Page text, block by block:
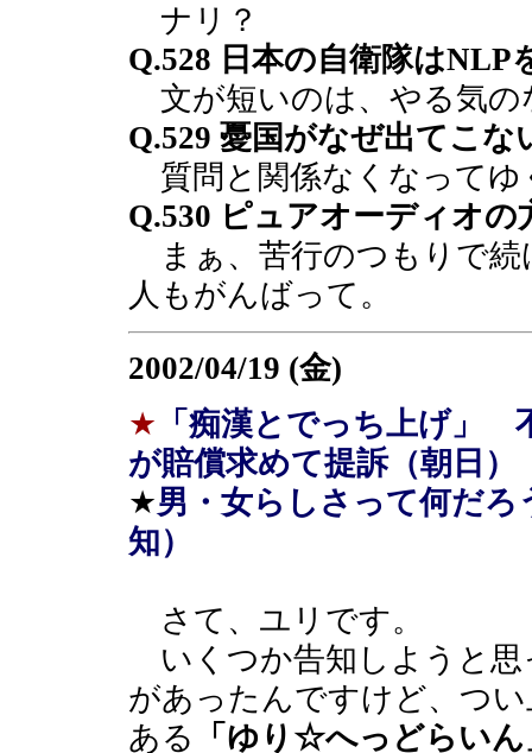
ナリ？
Q.528 日本の自衛隊はNLP
文が短いのは、やる気の
Q.529 憂国がなぜ出てこな
質問と関係なくなってゆ
Q.530 ピュアオーディオ
まぁ、苦行のつもりで続
人もがんばって。
2002/04/19 (金)
★ 「痴漢とでっち上げ」
が賠償求めて提訴（朝日）
★男・女らしさって何だろ
知）
さて、ユリです。
いくつか告知しようと思
があったんですけど、つ
ある
「ゆり☆へっどらいん